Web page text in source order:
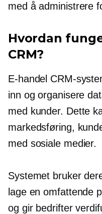
med å administrere
Hvordan
CRM?
E-handel CRM-
inn og organisere
med kunder. Dette
markedsføring,
med sosiale medier.
Systemet bruker
lage en omfattende
og gir bedrifter